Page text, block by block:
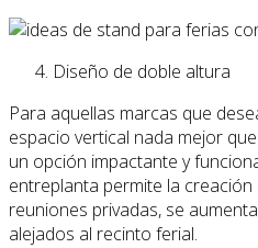
Diseño de doble altura
Para aquellas marcas que
espacio vertical nada mejor
un opción impactante y
entreplanta permite la
reuniones privadas, se
alejados al recinto ferial.